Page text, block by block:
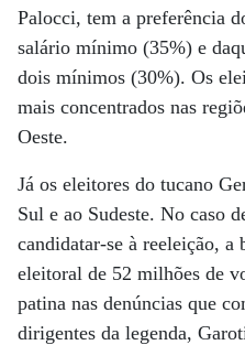
Palocci, tem a preferência
salário mínimo (35%) e
dois mínimos (30%). Os
mais concentrados nas
Oeste.
Já os eleitores do tucano
Sul e ao Sudeste. No caso
candidatar-se à reeleição, a
eleitoral de 52 milhões de
patina nas denúncias que
dirigentes da legenda,